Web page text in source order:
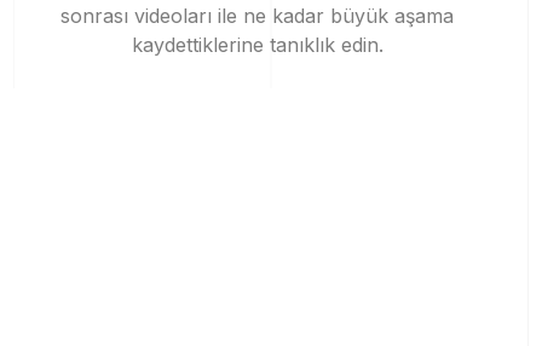
sonrası videoları ile ne kadar büyük aşama
kaydettiklerine tanıklık edin.